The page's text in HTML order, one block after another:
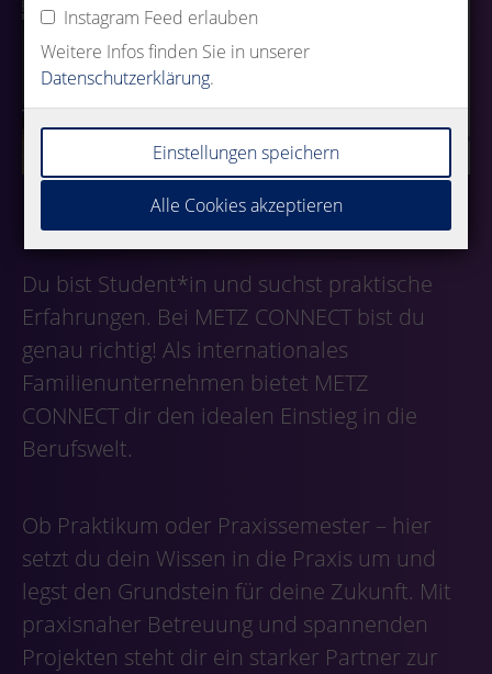
Du bist Student*in und suchst praktische
Erfahrungen. Bei METZ CONNECT bist du
genau richtig! Als internationales
Familienunternehmen bietet METZ
CONNECT dir den idealen Einstieg in die
Berufswelt.
Ob Praktikum oder Praxissemester – hier
setzt du dein Wissen in die Praxis um und
legst den Grundstein für deine Zukunft. Mit
praxisnaher Betreuung und spannenden
Projekten steht dir ein starker Partner zur
Instagram Feed erlauben
Weitere Infos finden Sie in unserer
Datenschutzerklärung.
Einstellungen speichern
Alle Cookies akzeptieren